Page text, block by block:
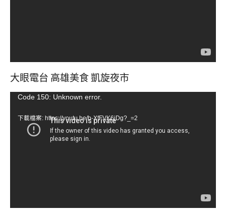
大眼電台 高雄美食 凱旋夜市
視Code 150: Unknown error.
下載檔案: https://youtu.be/b-XfFVK6jDg?_=2